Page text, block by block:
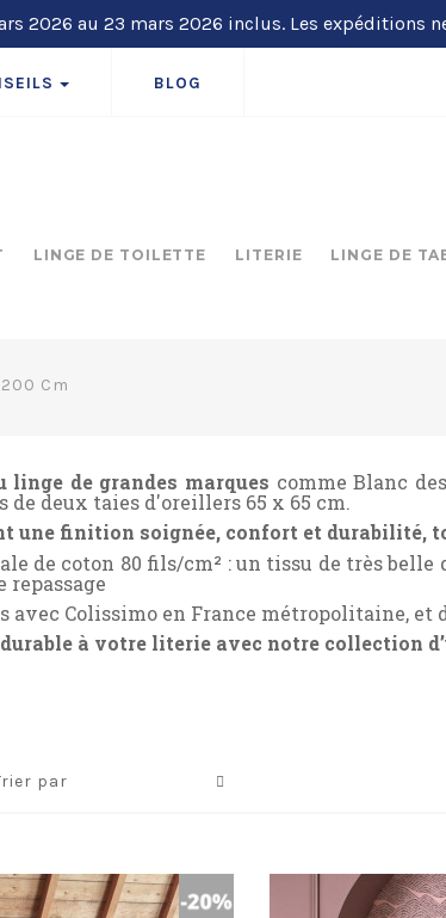
2026 au 23 mars 2026 inclus. Les expéditions
BLOG
LINGE DE TOILETTE LITERIE LINGE DE
Cm
de grandes marques comme Blanc
de deux taies d'oreillers 65 x 65 cm.
une finition soignée, confort et durabilité,
de coton 80 fils/cm² : un tissu de très
repassage
avec Colissimo en France métropolitaine,
à votre literie avec notre collection